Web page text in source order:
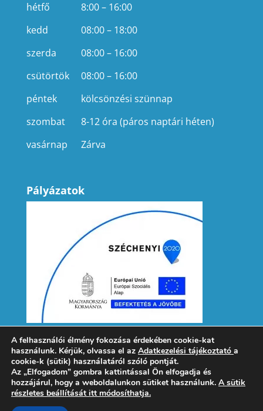
hétfő
8:00 – 16:00
kedd
08:00 – 18:00
szerda
08:00 – 16:00
csütörtök
08:00 – 16:00
péntek
kölcsönzési szünnap
szombat
8-12 óra (páros naptári héten)
vasárnap
Zárva
Pályázatok
Adatvédelem
Könyvtárhasználat
Küldetési nyilatkozat
A felhasználói élmény fokozása érdekében cookie-kat
használunk. Kérjük, olvassa el az Adatkezelési tájékoztató a
cookie-k (sütik) használatáról szóló pontját.
Az „Elfogadom” gombra kattintással Ön elfogadja és
hozzájárul, hogy a weboldalunkon sütiket használunk. A sütik
részletes beállítását itt módosíthatja.